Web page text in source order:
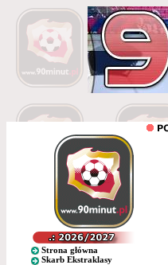
Strona główna
Skarb Ekstraklasy